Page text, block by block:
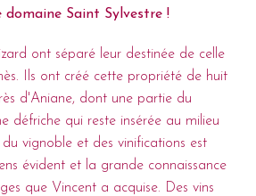
domaine Saint Sylvestre !
ont séparé leur destinée de celle
Ils ont créé cette propriété de huit
d'Aniane, dont une partie du
défriche qui reste insérée au milieu
vignoble et des vinifications est
évident et la grande connaissance
que Vincent a acquise. Des vins